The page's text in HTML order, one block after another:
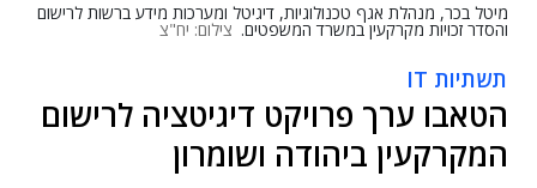
מיטל בכר, מנהלת אגף טכנולוגיות, דיגיטל ומערכות מידע ברשות לרישום
והסדר זכויות מקרקעין במשרד המשפטים. צילום: יח"צ
תשתיות IT
הטאבו ערך פרויקט דיגיטציה לרישום
המקרקעין ביהודה ושומרון